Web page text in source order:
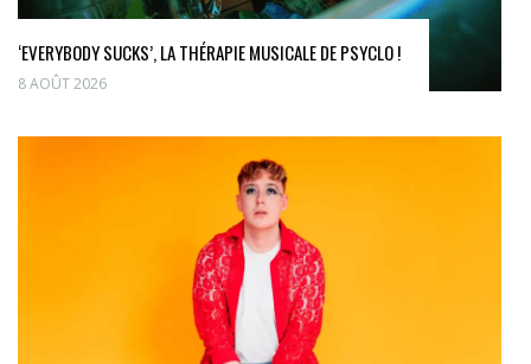
‘EVERYBODY SUCKS’, LA THÉRAPIE MUSICALE DE PSYCLO !
8 AOÛT 2026